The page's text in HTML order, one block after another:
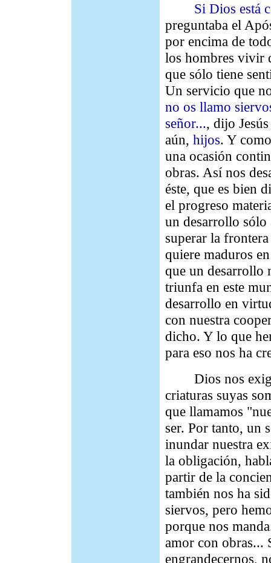
Si Dios está
preguntaba el
por encima de
los hombres vivir
que sólo tiene
Un servicio que
no os llamo
señor..., dijo
aún, hijos. Y
una ocasión
obras. Así nos
éste, que es bien
el progreso
un desarrollo sólo
superar la
quiere maduros
que un desarrollo
triunfa en este
desarrollo en
con nuestra
dicho. Y lo que
para eso nos ha
Dios nos exige.
criaturas suyas
que llamamos
ser. Por tanto, un
inundar nuestra
la obligación,
partir de la
también nos ha
siervos, pero
porque nos
amor con obras...
engrandecernos,